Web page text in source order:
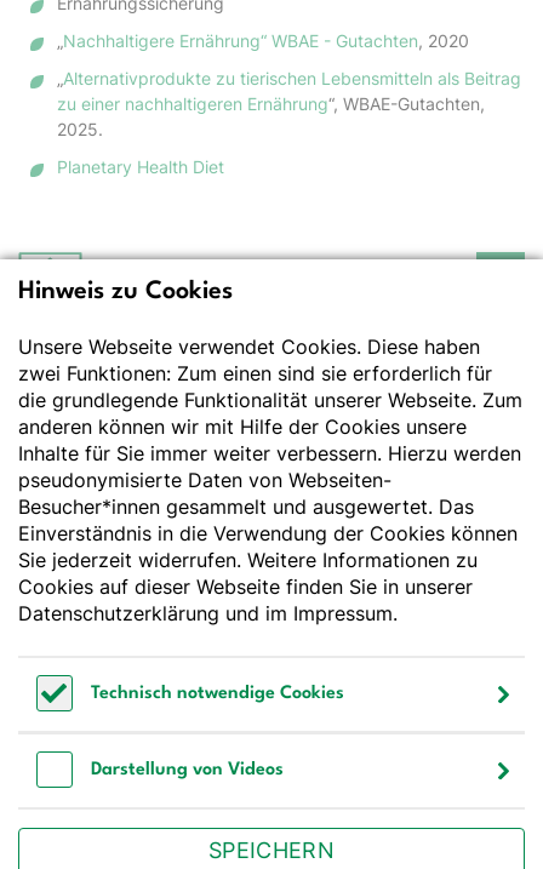
„ Nachhaltigere Ernährung“ WBAE - Gutachten, 2020
„ Alternativprodukte zu tierischen Lebensmitteln als Beitrag
zu einer nachhaltigeren Ernährung“, WBAE-Gutachten,
2025.
Planetary Health Diet
Deutsche Gesellschaft
Der Wissenschaft verpflichtet - Ihre Partnerin für
Essen und Trinken
Deutsche Gesellschaft für Ernährung e. V.
Godesberger Allee 136
53175 Bonn
Tel:+49 228 3776-600
Fax:+49 228 3776-800
E-Mail: webmaster@dge.de
[socialLinksTitle]
Bestellen Sie unseren Newsletter
Hinweis zu Cookies
Unsere Webseite verwendet Cookies. Diese haben
zwei Funktionen: Zum einen sind sie erforderlich für
die grundlegende Funktionalität unserer Webseite. Zum
anderen können wir mit Hilfe der Cookies unsere
Inhalte für Sie immer weiter verbessern. Hierzu werden
pseudonymisierte Daten von Webseiten-
Besucher*innen gesammelt und ausgewertet. Das
Einverständnis in die Verwendung der Cookies können
Sie jederzeit widerrufen. Weitere Informationen zu
Cookies auf dieser Webseite finden Sie in unserer
Datenschutzerklärung und im Impressum.
Technisch notwendige Cookies
Darstellung von Videos
SPEICHERN